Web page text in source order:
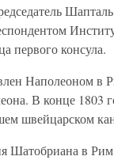
первого консула.
Наполеоном в
В конце 1803
швейцарском
Шатобриана в